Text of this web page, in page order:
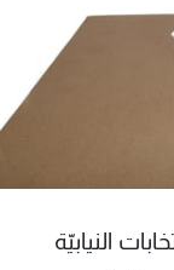
بأنّ الانتخابات النيابيّة